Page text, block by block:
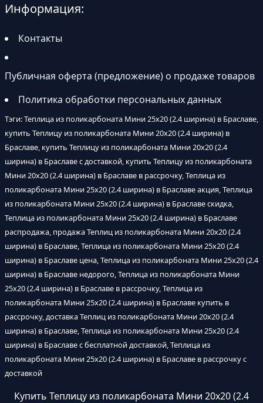
Информация:
Контакты
Публичная оферта (предложение) о продаже товаров
Политика обработки персональных данных
Тэги: Теплица из поликарбоната Мини 25х20 (2.4 ширина) в Браславе,
купить Теплицу из поликарбоната Мини 20х20 (2.4 ширина) в
Браславе, купить Теплицу из поликарбоната Мини 20х20 (2.4
ширина) в Браславе с доставкой, купить Теплицу из поликарбоната
Мини 20х20 (2.4 ширина) в Браславе в рассрочку, Теплица из
поликарбоната Мини 25х20 (2.4 ширина) в Браславе акция, Теплица
из поликарбоната Мини 25х20 (2.4 ширина) в Браславе скидка,
Теплица из поликарбоната Мини 25х20 (2.4 ширина) в Браславе
распродажа, продажа Теплиц из поликарбоната Мини 20х20 (2.4
ширина) в Браславе, Теплица из поликарбоната Мини 25х20 (2.4
ширина) в Браславе цена, Теплица из поликарбоната Мини 25х20 (2.4
ширина) в Браславе недорого, Теплица из поликарбоната Мини
25х20 (2.4 ширина) в Браславе в рассрочку, Теплица из
поликарбоната Мини 25х20 (2.4 ширина) в Браславе купить в
рассрочку, доставка Теплиц из поликарбоната Мини 20х20 (2.4
ширина) в Браславе, Теплица из поликарбоната Мини 25х20 (2.4
ширина) в Браславе с бесплатной доставкой, Теплица из
поликарбоната Мини 25х20 (2.4 ширина) в Браславе в рассрочку с
доставкой
Купить Теплицу из поликарбоната Мини 20х20 (2.4